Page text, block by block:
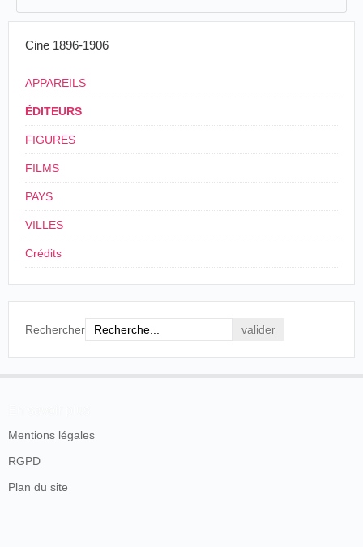
Cine 1896-1906
APPAREILS
ÉDITEURS
FIGURES
FILMS
PAYS
VILLES
Crédits
Rechercher
Mentions légales
RGPD
Plan du site